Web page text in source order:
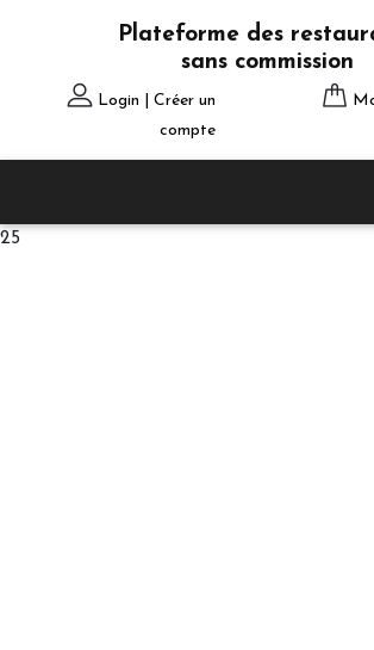
Plateforme des
sans commission
Login | Créer un
compte
25